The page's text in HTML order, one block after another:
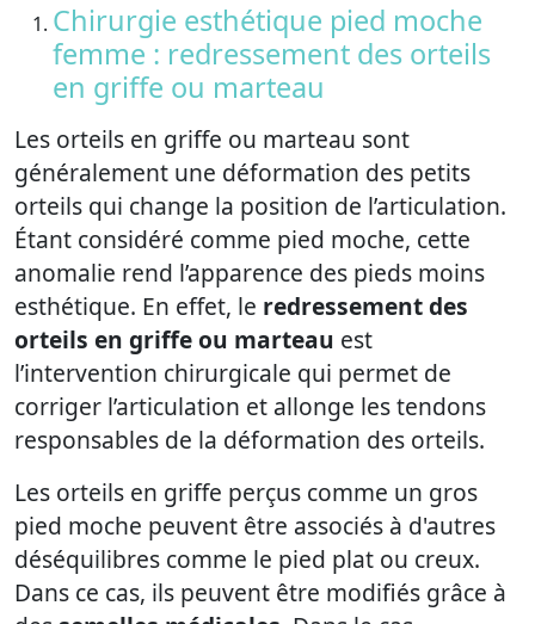
Chirurgie esthétique pied moche
femme : redressement des orteils
en griffe ou marteau
Les orteils en griffe ou marteau sont
généralement une déformation des petits
orteils qui change la position de l’articulation.
Étant considéré comme pied moche, cette
anomalie rend l’apparence des pieds moins
esthétique. En effet, le redressement des
orteils en griffe ou marteau est
l’intervention chirurgicale qui permet de
corriger l’articulation et allonge les tendons
responsables de la déformation des orteils.
Les orteils en griffe perçus comme un gros
pied moche peuvent être associés à d'autres
déséquilibres comme le pied plat ou creux.
Dans ce cas, ils peuvent être modifiés grâce à